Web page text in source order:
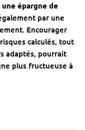
épargne de
par une
Encourager
calculés, tout
adaptés, pourrait
plus fructueuse à